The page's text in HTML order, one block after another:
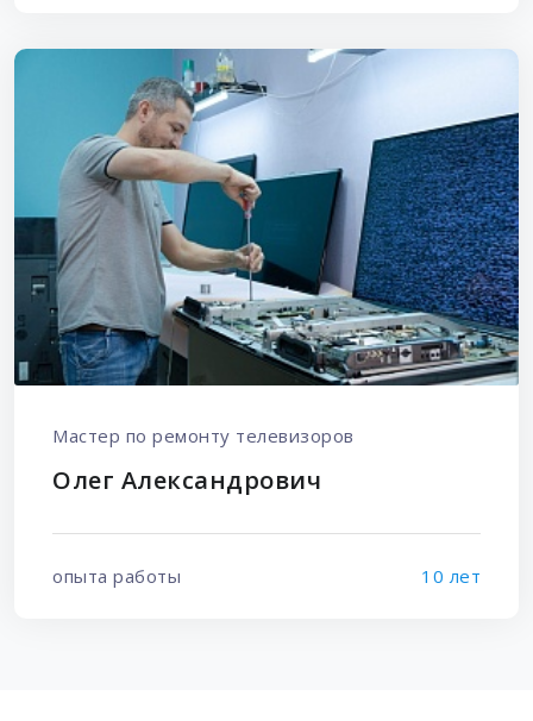
Мастер по ремонту телевизоров
Олег Александрович
опыта работы 10 лет